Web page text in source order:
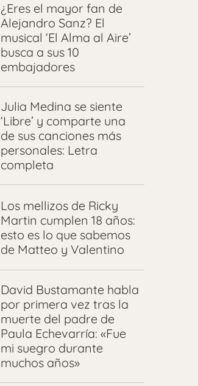
¿Eres el mayor fan de
Alejandro Sanz? El
musical ‘El Alma al Aire’
busca a sus 10
embajadores
Julia Medina se siente
‘Libre’ y comparte una
de sus canciones más
personales: Letra
completa
Los mellizos de Ricky
Martin cumplen 18 años:
esto es lo que sabemos
de Matteo y Valentino
David Bustamante habla
por primera vez tras la
muerte del padre de
Paula Echevarría: «Fue
mi suegro durante
muchos años»